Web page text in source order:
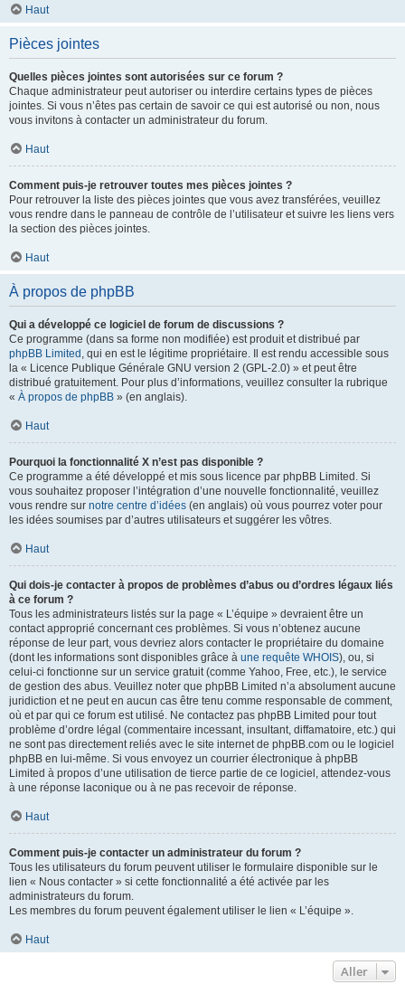
Haut
Pièces jointes
Quelles pièces jointes sont autorisées sur ce forum ?
Chaque administrateur peut autoriser ou interdire certains types de pièces
jointes. Si vous n’êtes pas certain de savoir ce qui est autorisé ou non, nous
vous invitons à contacter un administrateur du forum.
Haut
Comment puis-je retrouver toutes mes pièces jointes ?
Pour retrouver la liste des pièces jointes que vous avez transférées, veuillez
vous rendre dans le panneau de contrôle de l’utilisateur et suivre les liens vers
la section des pièces jointes.
Haut
À propos de phpBB
Qui a développé ce logiciel de forum de discussions ?
Ce programme (dans sa forme non modifiée) est produit et distribué par
phpBB Limited , qui en est le légitime propriétaire. Il est rendu accessible sous
la « Licence Publique Générale GNU version 2 (GPL-2.0) » et peut être
distribué gratuitement. Pour plus d’informations, veuillez consulter la rubrique
« À propos de phpBB » (en anglais).
Haut
Pourquoi la fonctionnalité X n’est pas disponible ?
Ce programme a été développé et mis sous licence par phpBB Limited. Si
vous souhaitez proposer l’intégration d’une nouvelle fonctionnalité, veuillez
vous rendre sur notre centre d’idées (en anglais) où vous pourrez voter pour
les idées soumises par d’autres utilisateurs et suggérer les vôtres.
Haut
Qui dois-je contacter à propos de problèmes d’abus ou d’ordres légaux liés
à ce forum ?
Tous les administrateurs listés sur la page « L’équipe » devraient être un
contact approprié concernant ces problèmes. Si vous n’obtenez aucune
réponse de leur part, vous devriez alors contacter le propriétaire du domaine
(dont les informations sont disponibles grâce à une requête WHOIS), ou, si
celui-ci fonctionne sur un service gratuit (comme Yahoo, Free, etc.), le service
de gestion des abus. Veuillez noter que phpBB Limited n’a absolument aucune
juridiction et ne peut en aucun cas être tenu comme responsable de comment,
où et par qui ce forum est utilisé. Ne contactez pas phpBB Limited pour tout
problème d’ordre légal (commentaire incessant, insultant, diffamatoire, etc.) qui
ne sont pas directement reliés avec le site internet de phpBB.com ou le logiciel
phpBB en lui-même. Si vous envoyez un courrier électronique à phpBB
Limited à propos d’une utilisation de tierce partie de ce logiciel, attendez-vous
à une réponse laconique ou à ne pas recevoir de réponse.
Haut
Comment puis-je contacter un administrateur du forum ?
Tous les utilisateurs du forum peuvent utiliser le formulaire disponible sur le
lien « Nous contacter » si cette fonctionnalité a été activée par les
administrateurs du forum.
Les membres du forum peuvent également utiliser le lien « L’équipe ».
Haut
Aller